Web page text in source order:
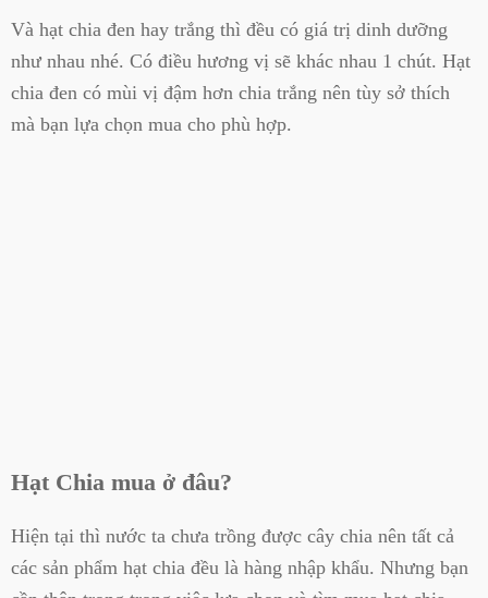
Và hạt chia đen hay trắng thì đều có giá trị dinh dưỡng
như nhau nhé. Có điều hương vị sẽ khác nhau 1 chút. Hạt
chia đen có mùi vị đậm hơn chia trắng nên tùy sở thích
mà bạn lựa chọn mua cho phù hợp.
Hạt Chia mua ở đâu?
Hiện tại thì nước ta chưa trồng được cây chia nên tất cả
các sản phẩm hạt chia đều là hàng nhập khẩu. Nhưng bạn